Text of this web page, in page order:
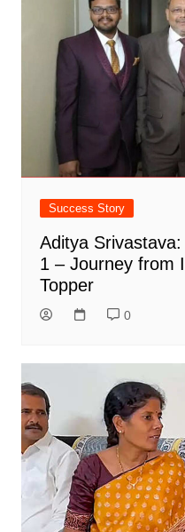
Success Story
Aditya
1 – Journey from
Topper
0